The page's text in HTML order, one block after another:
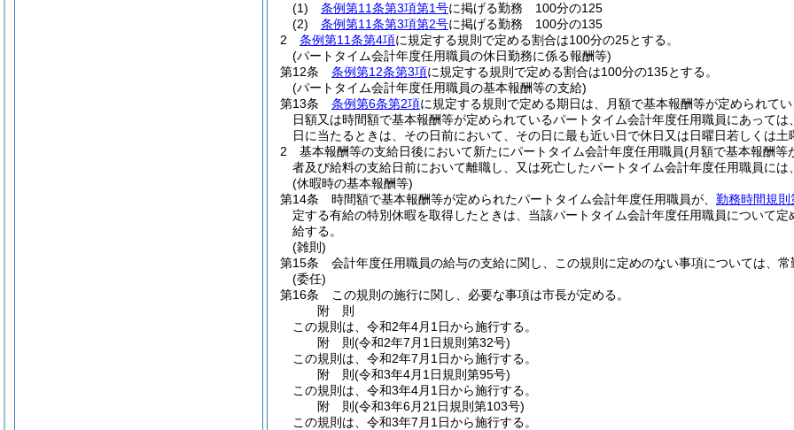
(1)
条例第11条第3項第1号に掲げる勤務 100分の125
(2)
条例第11条第3項第2号に掲げる勤務 100分の135
2
条例第11条第4項に規定する規則で定める割合は100分の25とする。
(パートタイム会計年度任用職員の休日勤務に係る報酬等)
第12条
条例第12条第3項に規定する規則で定める割合は100分の135とする。
(パートタイム会計年度任用職員の基本報酬等の支給)
第13条
条例第6条第2項に規定する規則で定める期日は、月額で基本報酬等が定められて
日額又は時間額で基本報酬等が定められているパートタイム会計年度任用職員にあっては
日に当たるときは、その日前において、その日に最も近い日で休日又は日曜日若しくは土
2
基本報酬等の支給日後において新たにパートタイム会計年度任用職員(月額で基本報酬等
者及び給料の支給日前において離職し、又は死亡したパートタイム会計年度任用職員には
(休暇時の基本報酬等)
第14条
時間額で基本報酬等が定められたパートタイム会計年度任用職員が、 勤務時間規則
定する有給の特別休暇を取得したときは、当該パートタイム会計年度任用職員について
給する。
(雑則)
第15条
会計年度任用職員の給与の支給に関し、この規則に定めのない事項については、常
(委任)
第16条
この規則の施行に関し、必要な事項は市長が定める。
附 則
この規則は、令和2年4月1日から施行する。
附 則(令和2年7月1日規則第32号)
この規則は、令和2年7月1日から施行する。
附 則(令和3年4月1日規則第95号)
この規則は、令和3年4月1日から施行する。
附 則(令和3年6月21日規則第103号)
この規則は、令和3年7月1日から施行する。